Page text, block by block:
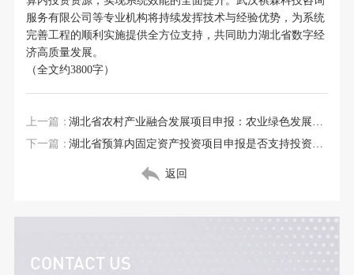
服务有限公司等专业机构将持续发挥技术与经验优势，为系统
完善工程的顺利实施提供全方位支持，共同助力湖北省数字经
济高质量发展。
（全文约3800字）
上一篇：
湖北省农村产业融合发展项目申报：农业绿色发展示范项目申报
下一篇：
湖北省预算内固定资产投资项目申报是否支持投资结构调整
返回
CONTACT US